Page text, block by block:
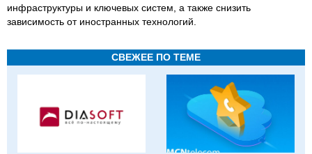
инфраструктуры и ключевых систем, а также снизить
зависимость от иностранных технологий.
СВЕЖЕЕ ПО ТЕМЕ